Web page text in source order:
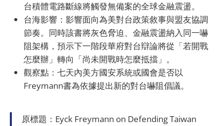
台積體電路斷線將觸發無備案的全球金融震盪。
台海影響：影響面向為美對台政策敘事與盟友協調
節奏。同時該書將灰色脅迫、金融震盪納入同一嚇
阻架構，預示下一階段華府對台辯論將從「若開戰
怎麼辦」轉向「尚未開戰時怎麼抵擋」。
觀察點：七天內美方國安系統或國會是否以
Freymann書為依據提出新的對台嚇阻倡議。
原標題：Eyck Freymann on Defending Taiwan